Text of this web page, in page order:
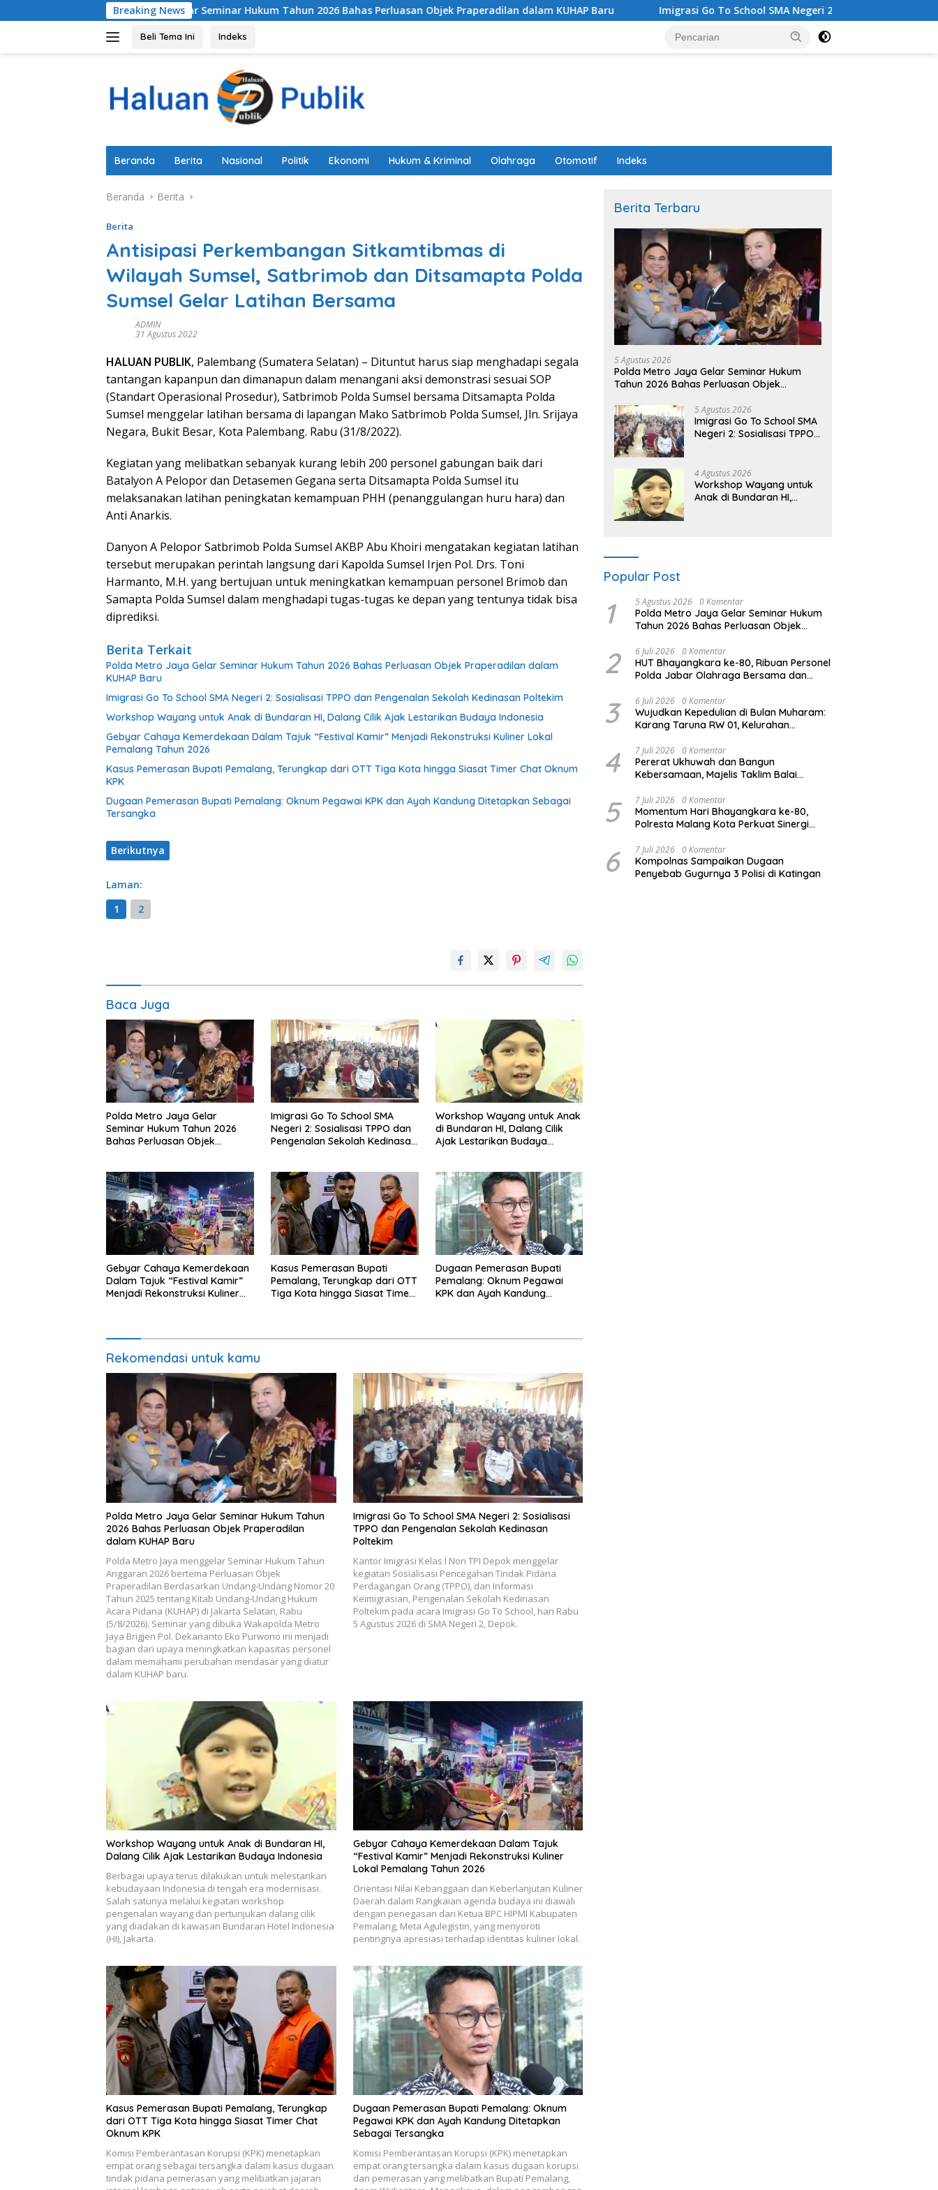
ke
Breaking News
Polda Metro Jaya Gelar Seminar Hukum Tahun 2026 Bahas Perluasan Objek Praperadilan dalam KUHAP Baru Imigrasi Go To School SMA Negeri 2: Sosialisasi TPPO dan Pengenalan
Beli Tema Ini Indeks
Beranda Berita Nasional Politik Ekonomi Hukum & Kriminal Olahraga Otomotif Indeks
Beranda Berita
Berita
Antisipasi Perkembangan Sitkamtibmas di
Wilayah Sumsel, Satbrimob dan Ditsamapta Polda
Sumsel Gelar Latihan Bersama
ADMIN
31 Agustus 2022
HALUAN PUBLIK, Palembang (Sumatera Selatan) – Dituntut harus siap menghadapi segala
tantangan kapanpun dan dimanapun dalam menangani aksi demonstrasi sesuai SOP
(Standart Operasional Prosedur), Satbrimob Polda Sumsel bersama Ditsamapta Polda
Sumsel menggelar latihan bersama di lapangan Mako Satbrimob Polda Sumsel, Jln. Srijaya
Negara, Bukit Besar, Kota Palembang. Rabu (31/8/2022).
Kegiatan yang melibatkan sebanyak kurang lebih 200 personel gabungan baik dari
Batalyon A Pelopor dan Detasemen Gegana serta Ditsamapta Polda Sumsel itu
melaksanakan latihan peningkatan kemampuan PHH (penanggulangan huru hara) dan
Anti Anarkis.
Danyon A Pelopor Satbrimob Polda Sumsel AKBP Abu Khoiri mengatakan kegiatan latihan
tersebut merupakan perintah langsung dari Kapolda Sumsel Irjen Pol. Drs. Toni
Harmanto, M.H. yang bertujuan untuk meningkatkan kemampuan personel Brimob dan
Samapta Polda Sumsel dalam menghadapi tugas-tugas ke depan yang tentunya tidak bisa
diprediksi.
Berita Terkait
Polda Metro Jaya Gelar Seminar Hukum Tahun 2026 Bahas Perluasan Objek Praperadilan dalam
KUHAP Baru
Imigrasi Go To School SMA Negeri 2: Sosialisasi TPPO dan Pengenalan Sekolah Kedinasan Poltekim
Workshop Wayang untuk Anak di Bundaran HI, Dalang Cilik Ajak Lestarikan Budaya Indonesia
Gebyar Cahaya Kemerdekaan Dalam Tajuk “Festival Kamir” Menjadi Rekonstruksi Kuliner Lokal
Pemalang Tahun 2026
Kasus Pemerasan Bupati Pemalang, Terungkap dari OTT Tiga Kota hingga Siasat Timer Chat Oknum
KPK
Dugaan Pemerasan Bupati Pemalang: Oknum Pegawai KPK dan Ayah Kandung Ditetapkan Sebagai
Tersangka
Berikutnya
Laman:
1
2
Baca Juga
Polda Metro Jaya Gelar
Seminar Hukum Tahun 2026
Bahas Perluasan Objek
Imigrasi Go To School SMA
Negeri 2: Sosialisasi TPPO dan
Pengenalan Sekolah Kedinasan
Workshop Wayang untuk Anak
di Bundaran HI, Dalang Cilik
Ajak Lestarikan Budaya
Gebyar Cahaya Kemerdekaan
Dalam Tajuk “Festival Kamir”
Menjadi Rekonstruksi Kuliner
Kasus Pemerasan Bupati
Pemalang, Terungkap dari OTT
Tiga Kota hingga Siasat Timer
Dugaan Pemerasan Bupati
Pemalang: Oknum Pegawai
KPK dan Ayah Kandung
Rekomendasi untuk kamu
Polda Metro Jaya Gelar Seminar Hukum Tahun
2026 Bahas Perluasan Objek Praperadilan
dalam KUHAP Baru
Polda Metro Jaya menggelar Seminar Hukum Tahun
Anggaran 2026 bertema Perluasan Objek
Praperadilan Berdasarkan Undang-Undang Nomor 20
Tahun 2025 tentang Kitab Undang-Undang Hukum
Acara Pidana (KUHAP) di Jakarta Selatan, Rabu
(5/8/2026). Seminar yang dibuka Wakapolda Metro
Jaya Brigjen Pol. Dekananto Eko Purwono ini menjadi
bagian dari upaya meningkatkan kapasitas personel
dalam memahami perubahan mendasar yang diatur
dalam KUHAP baru.
Imigrasi Go To School SMA Negeri 2: Sosialisasi
TPPO dan Pengenalan Sekolah Kedinasan
Poltekim
Kantor Imigrasi Kelas I Non TPI Depok menggelar
kegiatan Sosialisasi Pencegahan Tindak Pidana
Perdagangan Orang (TPPO), dan Informasi
Keimigrasian, Pengenalan Sekolah Kedinasan
Poltekim pada acara Imigrasi Go To School, hari Rabu
5 Agustus 2026 di SMA Negeri 2, Depok.
Workshop Wayang untuk Anak di Bundaran HI,
Dalang Cilik Ajak Lestarikan Budaya Indonesia
Berbagai upaya terus dilakukan untuk melestarikan
kebudayaan Indonesia di tengah era modernisasi.
Salah satunya melalui kegiatan workshop
pengenalan wayang dan pertunjukan dalang cilik
yang diadakan di kawasan Bundaran Hotel Indonesia
(HI), Jakarta.
Gebyar Cahaya Kemerdekaan Dalam Tajuk
“Festival Kamir” Menjadi Rekonstruksi Kuliner
Lokal Pemalang Tahun 2026
Orientasi Nilai Kebanggaan dan Keberlanjutan Kuliner
Daerah dalam ​Rangkaian agenda budaya ini diawali
dengan penegasan dari Ketua BPC HIPMI Kabupaten
Pemalang, Meta Agulegistin, yang menyoroti
pentingnya apresiasi terhadap identitas kuliner lokal.
Kasus Pemerasan Bupati Pemalang, Terungkap
dari OTT Tiga Kota hingga Siasat Timer Chat
Oknum KPK
Komisi Pemberantasan Korupsi (KPK) menetapkan
empat orang sebagai tersangka dalam kasus dugaan
tindak pidana pemerasan yang melibatkan jajaran
Dugaan Pemerasan Bupati Pemalang: Oknum
Pegawai KPK dan Ayah Kandung Ditetapkan
Sebagai Tersangka
Komisi Pemberantasan Korupsi (KPK) menetapkan
empat orang tersangka dalam kasus dugaan korupsi
dan pemerasan yang melibatkan Bupati Pemalang,
Berita Terbaru
5 Agustus 2026
Polda Metro Jaya Gelar Seminar Hukum
Tahun 2026 Bahas Perluasan Objek
5 Agustus 2026
Imigrasi Go To School SMA
Negeri 2: Sosialisasi TPPO
4 Agustus 2026
Workshop Wayang untuk
Anak di Bundaran HI,
Popular Post
1 5 Agustus 2026 0 Komentar
Polda Metro Jaya Gelar Seminar Hukum
Tahun 2026 Bahas Perluasan Objek
2 6 Juli 2026 0 Komentar
HUT Bhayangkara ke-80, Ribuan Personel
Polda Jabar Olahraga Bersama dan
3 6 Juli 2026 0 Komentar
Wujudkan Kepedulian di Bulan Muharam:
Karang Taruna RW 01, Kelurahan
Anak Yatim
4 7 Juli 2026 0 Komentar
Pererat Ukhuwah dan Bangun
Kebersamaan, Majelis Taklim Balai
Kawasan Gunung Gede
5 7 Juli 2026 0 Komentar
Momentum Hari Bhayangkara ke-80,
Polresta Malang Kota Perkuat Sinergi
6 7 Juli 2026 0 Komentar
Kompolnas Sampaikan Dugaan
Penyebab Gugurnya 3 Polisi di Katingan